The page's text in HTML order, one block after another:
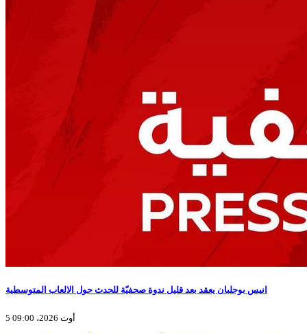
انيس بوجلبان يعقد بعد قليل ندوة صحفيّة للحدث حول الالعاب المتوسطية
5 أوت 2026، 09:00